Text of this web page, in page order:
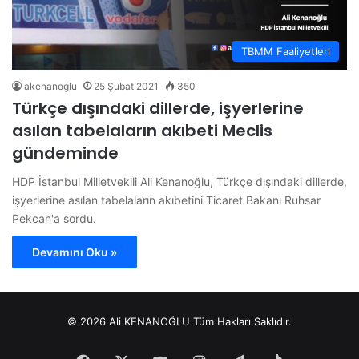
TBMM Faaliyetleri
akenanoglu 25 Şubat 2021 350
Türkçe dışındaki dillerde, işyerlerine
asılan tabelaların akıbeti Meclis
gündeminde
HDP İstanbul Milletvekili Ali Kenanoğlu, Türkçe dışındaki dillerde,
işyerlerine asılan tabelaların akıbetini Ticaret Bakanı Ruhsar
Pekcan'a sordu.
Devamını Oku »
© 2026 Ali KENANOĞLU Tüm Hakları Saklıdır.